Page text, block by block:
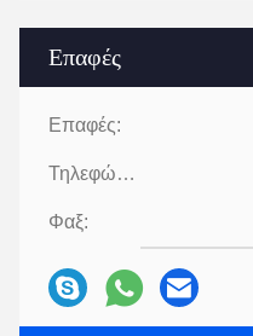
Επαφές
Επαφές:
Τηλεφώνημα:
Φαξ: